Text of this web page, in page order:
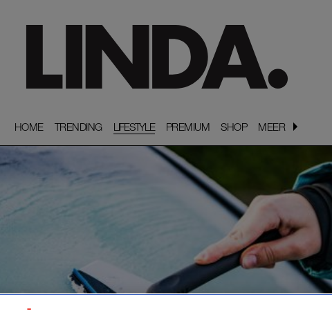
HOME
HOME TRENDING
TRENDING LIFESTYLE PREMIUM
PREMIUM SHOP
SHOP MEER
MEER